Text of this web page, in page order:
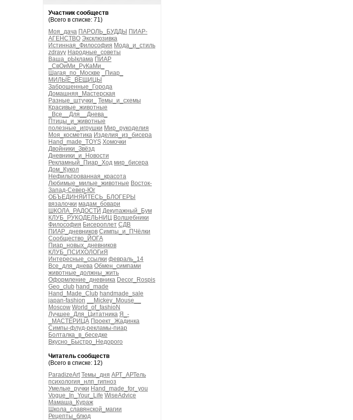
Участник сообществ
(Всего в списке: 71)
Моя_дача ПАРОЛЬ_БУДДЫ ПИАР-
АГЕНСТВО Эксклюзивка
Истинная_Философия Мода_и_стиль
zdravy Народные_советы
Ваша_рЫклама ПИАР
_СвОиМи_РуКаМи_
Шагая_по_Москве
_Пиар_
МИЛЫЕ_ВЕЩИЦЫ
Заброшенные_Города
Домашняя_Мастерская
Разные_штучки_
Темы_и_схемы
Красивые_животные
_Все__Для__Днева_
Птицы_и_животные
полезные_игрушки Мир_рукоделия
Моя_косметика Изделия_из_бисера
Hand_made_TOYS Хомочки
Двойники_Звёзд
Дневники_и_Новости
Рекламный_Пиар_Ход мир_бисера
Дом_Кукол
Нефильтрованная_красота
Любимые_милые_животные Восток-
Запад-Север-Юг
ОБЪЕДИНЯЙТЕСЬ_БЛОГЕРЫ
вязалочки мадам_бовари
ШКОЛА_РАДОСТИ Декупажный_Бум
КЛУБ_РУКОДЕЛЬНИЦ Волшебники
Философия Бисероплет СДВ
ПИАР_дневников Симпы_и_ПЧёлки
Сообщество_ЙОГА
Пиар_новых_дневников
КЛУБ_ПСИХОЛОГиЯ
Интересные_ссылки февраль_14
Все_для_днева Обмен_симпами
животные_должны_жить
Оформление_дневника Decor_Rospis
Geo_club hand_made
Hand_Made_Club handmade_sale
japan-fashion
__Mickey_Mouse__
Moscow World_of_fashioN
Лучшее_Для_Цитатника Я_-
_МАСТЕРИЦА Проект_Жадинка
Симпы-флуд-рекламы-пиар
Болталка_в_беседке
Вкусно_Быстро_Недорого
Читатель сообществ
(Всего в списке: 12)
ParadizeArt Темы_дня АРТ_АРТель
психология_нлп_гипноз
Умелые_ручки Hand_made_for_you
Vogue_In_Your_Life WiseAdvice
Мамаша_Кураж
Школа_славянской_магии
Рецепты_блюд